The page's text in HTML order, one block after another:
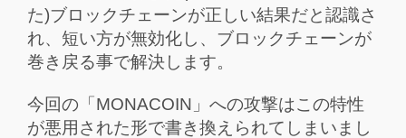
た)ブロックチェーンが正しい結果だと認識さ
れ、短い方が無効化し、ブロックチェーンが
巻き戻る事で解決します。
今回の「MONACOIN」への攻撃はこの特性
が悪用された形で書き換えられてしまいまし